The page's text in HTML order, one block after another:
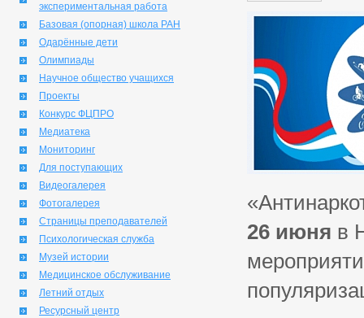
экспериментальная работа
Базовая (опорная) школа РАН
Одарённые дети
Олимпиады
Научное общество учащихся
Проекты
Конкурс ФЦПРО
Медиатека
Мониторинг
Для поступающих
Видеогалерея
Фотогалерея
Страницы преподавателей
Психологическая служба
Музей истории
Медицинское обслуживание
Летний отдых
Ресурсный центр
26 июня в